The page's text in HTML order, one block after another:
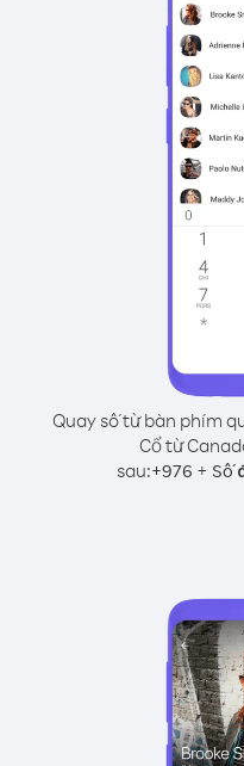
Quay số từ bàn phím
Cổ từ
sau:+976 + Số